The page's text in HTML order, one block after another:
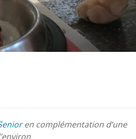
en complémentation d’une